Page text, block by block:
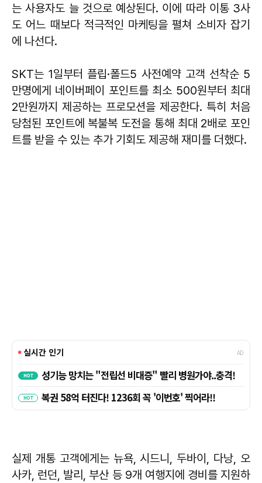
는 사용자도 늘 것으로 예상된다. 이에 따라 이통 3사
도 어느 때보다 적극적인 마케팅을 펼쳐 소비자 잡기
에 나선다.
SKT는 1일부터 플립·폴드5 사전예약 고객 선착순 5
만명에게 네이버페이 포인트를 최소 500원부터 최대
2만원까지 제공하는 프로모션을 제공한다. 특히 처음
당첨된 포인트에 복불복 도전을 통해 최대 2배로 포인
트를 받을 수 있는 추가 기회도 제공해 재미를 더했다.
실제 개통 고객에게는 뉴욕, 시드니, 두바이, 다낭, 오
사카, 런던, 발리, 부산 등 9개 여행지에 경비를 지원하